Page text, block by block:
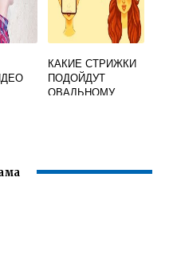
КАКИЕ СТРИЖКИ
ПОДОЙДУТ
ОВАЛЬНОМУ